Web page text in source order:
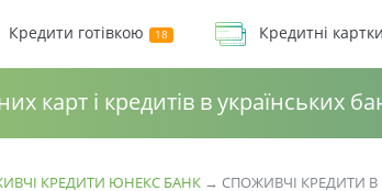
Кредити готівкою Кредитні картки
карт і кредитів в українських
КРЕДИТИ ЮНЕКС БАНК → СПОЖИВЧІ КРЕДИТИ